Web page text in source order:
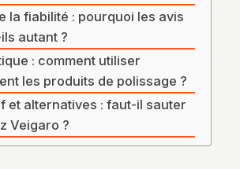
la fiabilité : pourquoi les avis
autant ?
: comment utiliser
les produits de polissage ?
et alternatives : faut-il sauter
Veigaro ?